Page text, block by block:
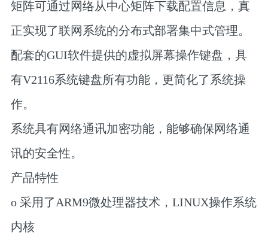
矩阵可通过网络从中心矩阵下载配置信息，真
正实现了联网系统的分布式部署集中式管理。
配套的GUI软件提供的虚拟屏幕操作键盘，具
有V2116系统键盘所有功能，更简化了系统操
作。
系统具有网络通讯加密功能，能够确保网络通
讯的安全性。
产品特性
o 采用了ARM9微处理器技术，LINUX操作系统
内核